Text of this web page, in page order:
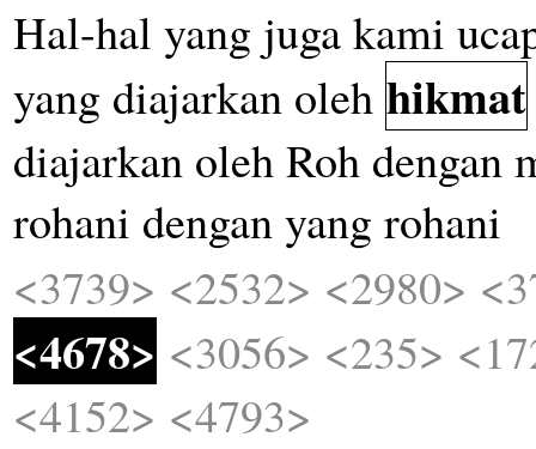
Hal-hal yang jugakami
yang diajarkan oleh hikmat
diajarkan olehRoh dengan
rohani denganyang rohani
<3739> <2532> <2980>
<4678> <3056> <235>
<4152> <4793>